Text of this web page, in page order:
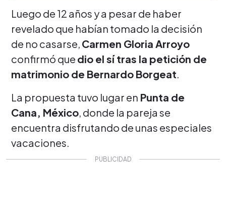
Luego de 12 años y a pesar de haber
revelado que habían tomado la decisión
de no casarse, Carmen Gloria Arroyo
confirmó que dio el sí tras la petición de
matrimonio de Bernardo Borgeat.
La propuesta tuvo lugar en Punta de
Cana, México, donde la pareja se
encuentra disfrutando de unas especiales
vacaciones.